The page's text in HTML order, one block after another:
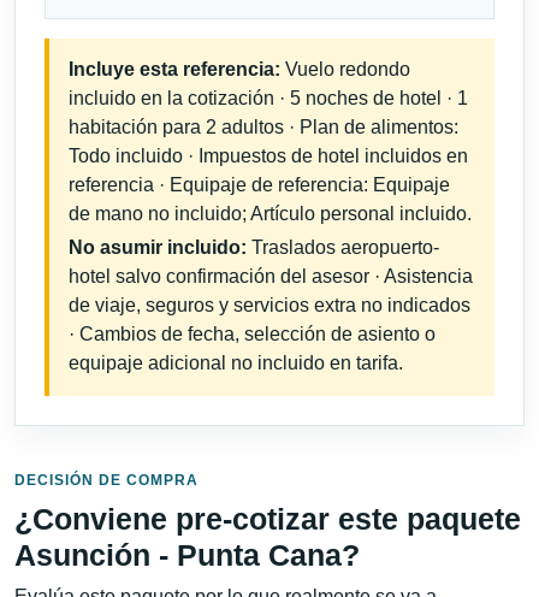
Incluye esta referencia: Vuelo redondo
incluido en la cotización · 5 noches de hotel · 1
habitación para 2 adultos · Plan de alimentos:
Todo incluido · Impuestos de hotel incluidos en
referencia · Equipaje de referencia: Equipaje
de mano no incluido; Artículo personal incluido.
No asumir incluido: Traslados aeropuerto-
hotel salvo confirmación del asesor · Asistencia
de viaje, seguros y servicios extra no indicados
· Cambios de fecha, selección de asiento o
equipaje adicional no incluido en tarifa.
DECISIÓN DE COMPRA
¿Conviene pre-cotizar este paquete
Asunción - Punta Cana?